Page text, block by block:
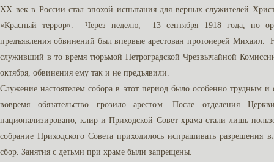
ХХ век в России стал эпохой испытания для верных служителей
«Красный террор». Через неделю, 13 сентября 1918 года, по
предъявления обвинений был впервые арестован протоиерей
служивший в то время тюрьмой Петроградской Чрезвычайной
октября, обвинения ему так и не предъявили.
Служение настоятелем собора в этот период было особенно трудным
вовремя обязательство грозило арестом. После отделения
национализировано, клир и Приходской Совет храма стали лишь
собрание Приходского Совета приходилось испрашивать разрешения
сбор. Занятия с детьми при храме были запрещены.